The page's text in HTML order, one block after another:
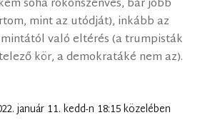
mint az utódját), inkább az
való eltérés (a trumpisták
kör, a demokratáké nem az).
január 11. kedd-n 18:15 közelében